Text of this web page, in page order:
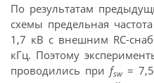
По результатам
схемы предельная
1,7 кВ с внешним RC-
кГц. Поэтому
проводились при fsw =